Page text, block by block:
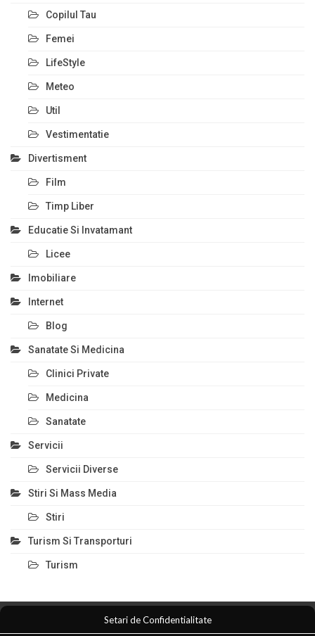
Copilul Tau
Femei
LifeStyle
Meteo
Util
Vestimentatie
Divertisment
Film
Timp Liber
Educatie Si Invatamant
Licee
Imobiliare
Internet
Blog
Sanatate Si Medicina
Clinici Private
Medicina
Sanatate
Servicii
Servicii Diverse
Stiri Si Mass Media
Stiri
Turism Si Transporturi
Turism
Comert Si Magazine Magazin Online Anunturi Servicii
Setari de Confidentialitate